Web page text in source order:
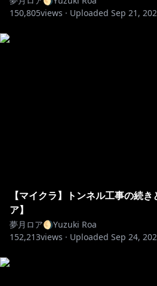
150,805views · Uploaded Sep 21,
【マイクラ】トンネル工事の続
ア】
夢月ロア🌖Yuzuki Roa
152,213views · Uploaded Sep 24,